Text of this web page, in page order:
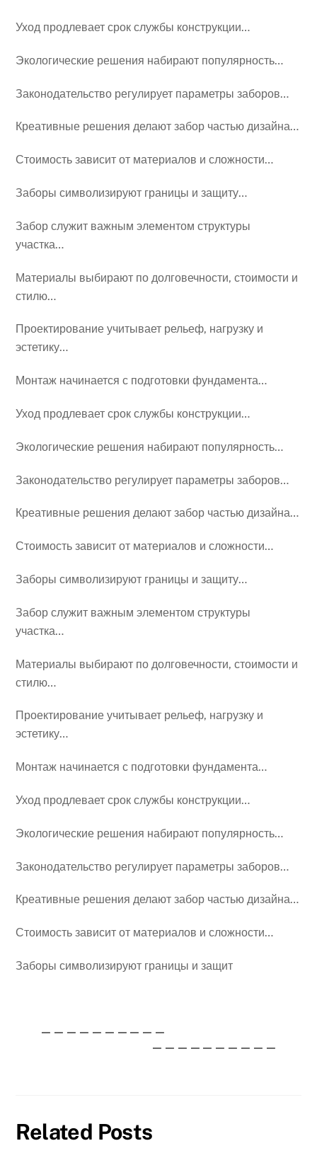
Уход продлевает срок службы конструкции…
Экологические решения набирают популярность…
Законодательство регулирует параметры заборов…
Креативные решения делают забор частью дизайна…
Стоимость зависит от материалов и сложности…
Заборы символизируют границы и защиту…
Забор служит важным элементом структуры
участка…
Материалы выбирают по долговечности, стоимости и
стилю…
Проектирование учитывает рельеф, нагрузку и
эстетику…
Монтаж начинается с подготовки фундамента…
Уход продлевает срок службы конструкции…
Экологические решения набирают популярность…
Законодательство регулирует параметры заборов…
Креативные решения делают забор частью дизайна…
Стоимость зависит от материалов и сложности…
Заборы символизируют границы и защиту…
Забор служит важным элементом структуры
участка…
Материалы выбирают по долговечности, стоимости и
стилю…
Проектирование учитывает рельеф, нагрузку и
эстетику…
Монтаж начинается с подготовки фундамента…
Уход продлевает срок службы конструкции…
Экологические решения набирают популярность…
Законодательство регулирует параметры заборов…
Креативные решения делают забор частью дизайна…
Стоимость зависит от материалов и сложности…
Заборы символизируют границы и защит
——————————
——————————
Related Posts